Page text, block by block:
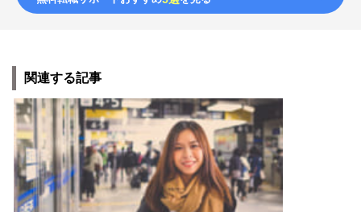
関連する記事